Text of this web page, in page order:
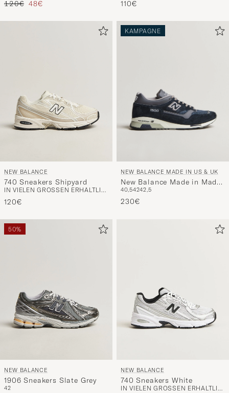
Regulärer Preis
120€ Reduzierter Preis
48€ 110€
NEW BALANCE
740 Sneakers Shipyard
IN VIELEN GRÖSSEN ERHÄLTLICH
120€
KAMPAGNE
NEW BALANCE MADE IN US & UK
New Balance Made in Made
In UK 1500 Sneakers Navy
40,54242,5
230€
50%
NEW BALANCE
1906 Sneakers Slate Grey
42
NEW BALANCE
740 Sneakers White
IN VIELEN GRÖSSEN ERHÄLTLICH